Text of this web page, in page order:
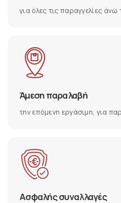
για όλες τις παραγγελίες
Άμεση παραλαβή
την επόμενη εργάσιμη, για
Ασφαλής συναλλαγές